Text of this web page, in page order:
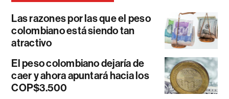
Las razones por las que el peso
colombiano está siendo tan
atractivo
El peso colombiano dejaría de
caer y ahora apuntará hacia los
COP$3.500